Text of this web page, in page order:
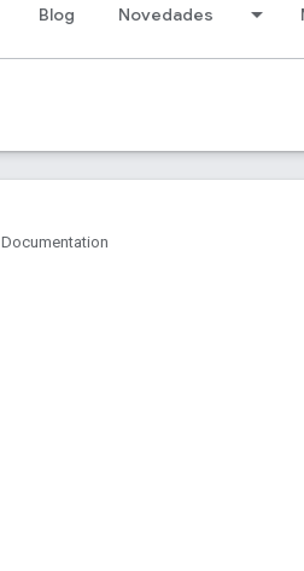
Blog Novedades
Documentation